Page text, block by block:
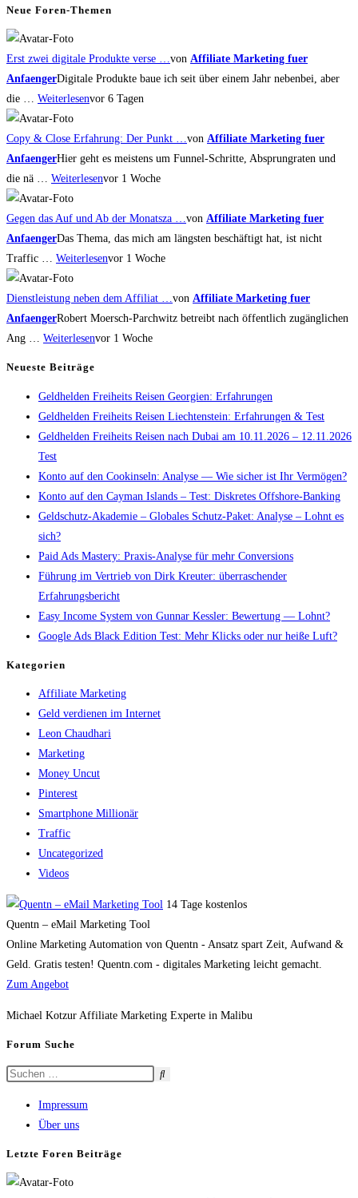
Neue Foren-Themen
Erst zwei digitale Produkte verse …von Affiliate Marketing fuer
AnfaengerDigitale Produkte baue ich seit über einem Jahr nebenbei, aber
die … Weiterlesenvor 6 Tagen
Copy & Close Erfahrung: Der Punkt …von Affiliate Marketing fuer
AnfaengerHier geht es meistens um Funnel-Schritte, Absprungraten und
die nä … Weiterlesenvor 1 Woche
Gegen das Auf und Ab der Monatsza …von Affiliate Marketing fuer
AnfaengerDas Thema, das mich am längsten beschäftigt hat, ist nicht
Traffic … Weiterlesenvor 1 Woche
Dienstleistung neben dem Affiliat …von Affiliate Marketing fuer
AnfaengerRobert Moersch-Parchwitz betreibt nach öffentlich zugänglichen
Ang … Weiterlesenvor 1 Woche
Neueste Beiträge
Geldhelden Freiheits Reisen Georgien: Erfahrungen
Geldhelden Freiheits Reisen Liechtenstein: Erfahrungen & Test
Geldhelden Freiheits Reisen nach Dubai am 10.11.2026 – 12.11.2026
Test
Konto auf den Cookinseln: Analyse — Wie sicher ist Ihr Vermögen?
Konto auf den Cayman Islands – Test: Diskretes Offshore-Banking
Geldschutz-Akademie – Globales Schutz-Paket: Analyse – Lohnt es
sich?
Paid Ads Mastery: Praxis-Analyse für mehr Conversions
Führung im Vertrieb von Dirk Kreuter: überraschender
Erfahrungsbericht
Easy Income System von Gunnar Kessler: Bewertung — Lohnt?
Google Ads Black Edition Test: Mehr Klicks oder nur heiße Luft?
Kategorien
Affiliate Marketing
Geld verdienen im Internet
Leon Chaudhari
Marketing
Money Uncut
Pinterest
Smartphone Millionär
Traffic
Uncategorized
Videos
14 Tage kostenlos
Quentn – eMail Marketing Tool
Online Marketing Automation von Quentn - Ansatz spart Zeit, Aufwand &
Geld. Gratis testen! Quentn.com - digitales Marketing leicht gemacht.
Zum Angebot
Michael Kotzur Affiliate Marketing Experte in Malibu
Forum Suche
Impressum
Über uns
Letzte Foren Beiträge